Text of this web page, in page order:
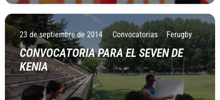
23 de septiembre de 2014 Convocatorias Ferugby
CONVOCATORIA PARA EL SEVEN DE
KENIA